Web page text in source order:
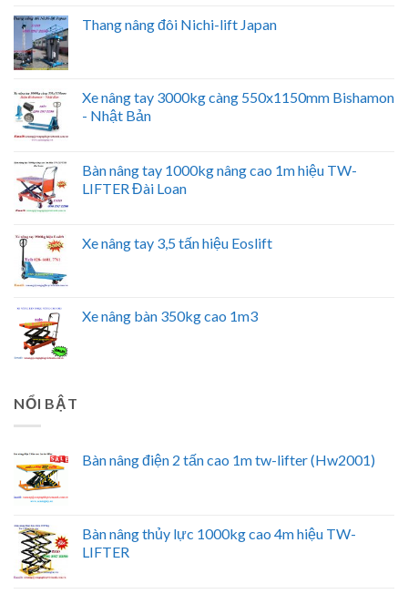
Thang nâng đôi Nichi-lift Japan
Xe nâng tay 3000kg càng 550x1150mm Bishamon
- Nhật Bản
Bàn nâng tay 1000kg nâng cao 1m hiệu TW-
LIFTER Đài Loan
Xe nâng tay 3,5 tấn hiệu Eoslift
Xe nâng bàn 350kg cao 1m3
NỔI BẬT
Bàn nâng điện 2 tấn cao 1m tw-lifter (Hw2001)
Bàn nâng thủy lực 1000kg cao 4m hiệu TW-
LIFTER